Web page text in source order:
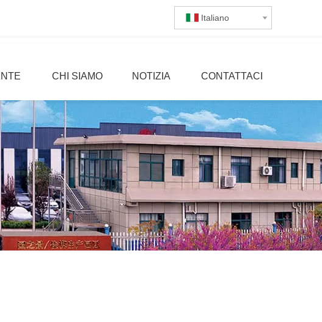
Italiano
CHI SIAMO NOTIZIA CONTATTACI